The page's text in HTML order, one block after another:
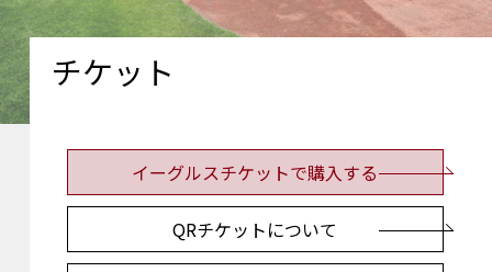
チケット
イーグルスチケットで購入する
QRチケットについて